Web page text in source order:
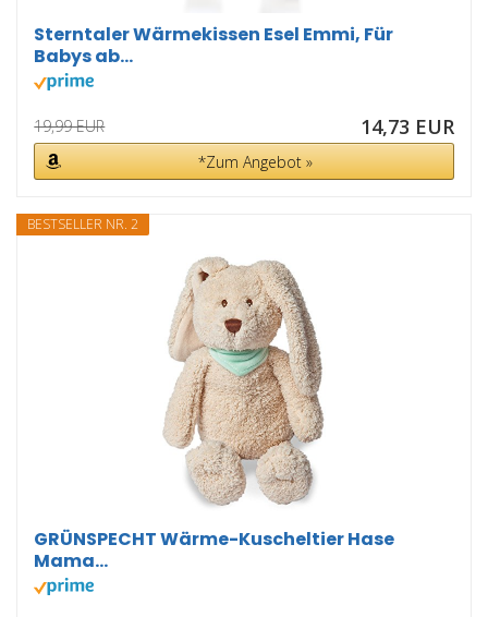
Sterntaler Wärmekissen Esel Emmi, Für
Babys ab...
19,99 EUR 14,73 EUR
*Zum Angebot »
BESTSELLER NR. 2
GRÜNSPECHT Wärme-Kuscheltier Hase
Mama...